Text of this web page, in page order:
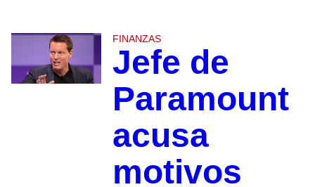
FINANZAS
Jefe de
Paramount
acusa
motivos